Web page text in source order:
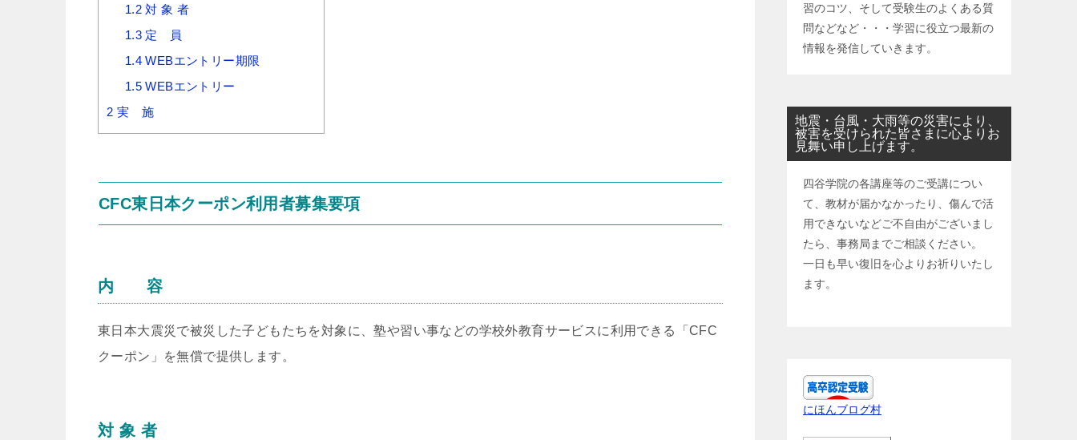
1.2 対 象 者
1.3 定 員
1.4 WEBエントリー期限
1.5 WEBエントリー
2 実 施
CFC東日本クーポン利用者募集要項
内 容
東日本大震災で被災した子どもたちを対象に、塾や習い事などの学校外教育サービスに利用できる「CFC
クーポン」を無償で提供します。
対 象 者
習のコツ、そして受験生のよくある質
問などなど・・・学習に役立つ最新の
情報を発信していきます。
地震・台風・大雨等の災害により、
被害を受けられた皆さまに心よりお
見舞い申し上げます。
四谷学院の各講座等のご受講につい
て、教材が届かなかったり、傷んで活
用できないなどご不自由がございまし
たら、事務局までご相談ください。
一日も早い復旧を心よりお祈りいたし
ます。
にほんブログ村